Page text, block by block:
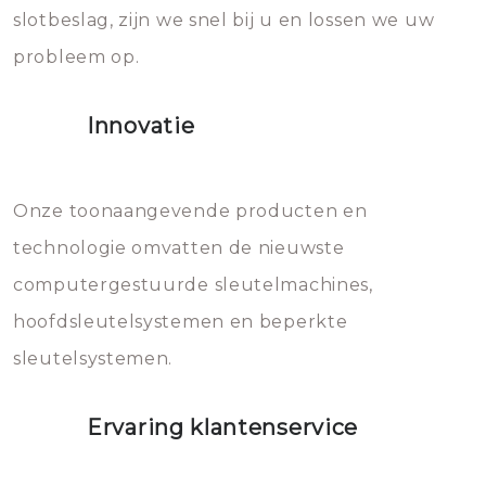
gevallen zult u schade aan de
sloten veroorzaken, waardoor
geheel vervangen moet worden.
mee, die u gemakkelijk kunt
vermijden.
slotbeslag, zijn we snel bij u en lossen we uw
probleem op.
Innovatie
Onze toonaangevende producten en
technologie omvatten de nieuwste
computergestuurde sleutelmachines,
hoofdsleutelsystemen en beperkte
sleutelsystemen.
Ervaring klantenservice